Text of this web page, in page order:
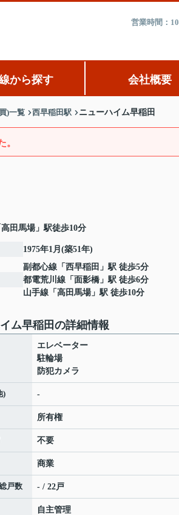
営業時間：
から探す 会社概要
)一覧 西早稲田駅 ニューハイム早稲田
。
田馬場」駅徒歩10分
1975年1月(築51年)
副都心線 「 西早稲田 」駅 徒歩5分
都電荒川線 「 面影橋 」駅 徒歩6分
山手線 「 高田馬場」駅 徒歩10分
ム早稲田の詳細情報
エレベーター
駐輪場
防犯カメラ
) -
所有権
不要
商業
戸数 - / 22戸
自主管理